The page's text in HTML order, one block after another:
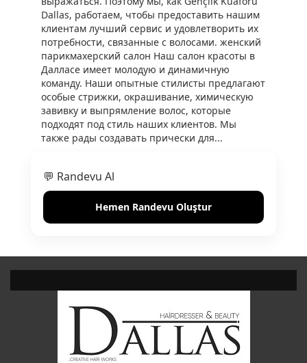
Dallas, работаем, чтобы предоставить нашим
клиентам лучший сервис и удовлетворить их
потребности, связанные с волосами. женский
парикмахерский салон Наш салон красоты в
Далласе имеет молодую и динамичную
команду. Наши опытные стилисты предлагают
особые стрижки, окрашивание, химическую
завивку и выпрямление волос, которые
подходят под стиль наших клиентов. Мы
также рады создавать прически для...
💬 Randevu Al
Hemen Randevu Oluştur